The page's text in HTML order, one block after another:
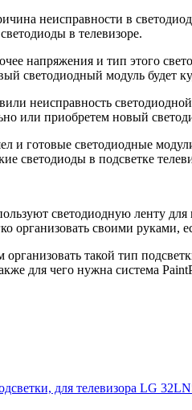
неисправности в
в телевизоре.
напряжения и тип этого
светодиодный модуль будет
неисправность
или приобретем новый
и готовые светодиодные
светодиоды в подсветке
светодиодную ленту для
организовать своими
такой тип
для чего нужна система
для телевизора LG